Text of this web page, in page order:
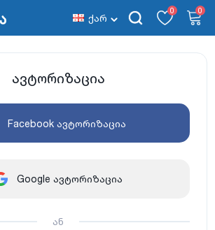
ქარ
0 0
ავტორიზაცია
Facebook ავტორიზაცია
Google ავტორიზაცია
ან